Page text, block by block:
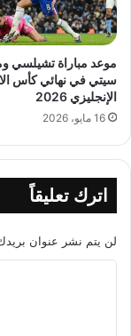
موعد مباراة تشيلسي
سيتي في نهائي كأس
الإنجليزي 2026
16 مايو، 2026
اترك تعليقاً
لن يتم نشر عنوان بريدك